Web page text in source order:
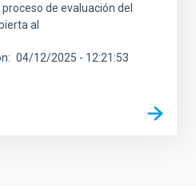
de evaluación del
al
04/12/2025 - 12:21:53